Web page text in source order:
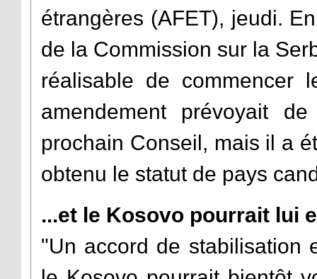
étrangères (AFET), jeudi.
de la Commission sur la
réalisable de commencer
amendement prévoyait
prochain Conseil, mais il a
obtenu le statut de pays
...et le Kosovo pourrait lui
"Un accord de stabilisation